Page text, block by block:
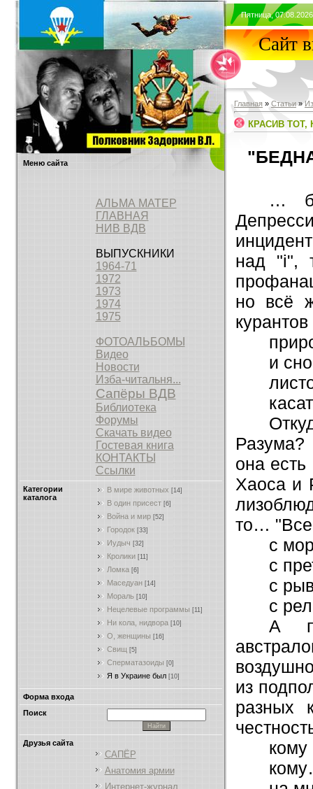
Меню сайта
АЛЬМА МАТЕР
ГЛАВНАЯ
НИВ ВДВ
ВЫПУСКНИКИ
1964-71
1972
1973
1974
1975
ФОТОАЛЬБОМЫ
Видео
Новости
Изба-читальня...
Сапёры ВДВ
Библиотека
Форумы
Скачать видео
Гостевая книга
КОНТАКТЫ
Ссылки
Категории
каталога
В мире животных [14]
В один присест [6]
Война и мир [52]
Городок [33]
Иудыч [32]
Кролики [11]
Ломка [6]
Маседуан [14]
Мораль [10]
Нецелевые программы [11]
Ни кола, нидвора [10]
О, женщины [16]
Свищ [5]
Сперматазоиды [0]
Я в Украине был [10]
Форма входа
Поиск
Друзья сайта
САПЁР
Анатомия армии
Интернет-журнал
Пятница,
Сайт
Главная » Статьи »
КРАСИВ ТОТ,
…
над "i",
но всё
и
Разума?
она
Хаоса и
то…
с
с
с
с
А
из
разных
кому